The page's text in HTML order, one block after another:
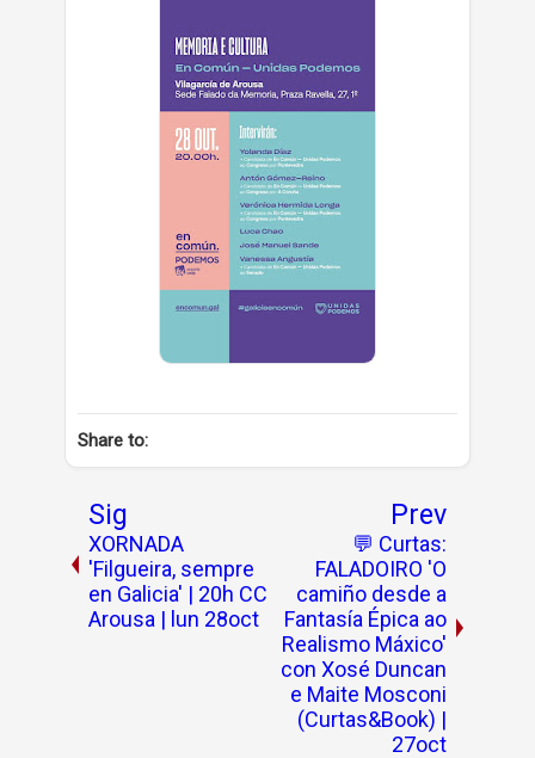
Share to:
Sig
XORNADA
'Filgueira, sempre
en Galicia' | 20h CC
Arousa | lun 28oct
Prev
💬 Curtas:
FALADOIRO 'O
camiño desde a
Fantasía Épica ao
Realismo Máxico'
con Xosé Duncan
e Maite Mosconi
(Curtas&Book) |
27oct